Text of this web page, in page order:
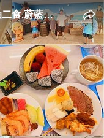
食.蔚藍西
房型.健身房.